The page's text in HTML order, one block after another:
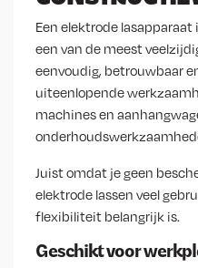
Een elektrode lasapparaat
een van de meest
eenvoudig, betrouwbaar
uiteenlopende
machines en
Juist omdat je geen
elektrode lassen veel
flexibiliteit belangrijk is.
Geschikt voor